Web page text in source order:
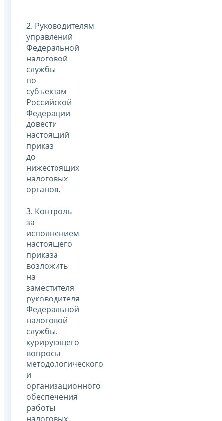
2. Руководителям
управлений
Федеральной
налоговой
службы
по
субъектам
Российской
Федерации
довести
настоящий
приказ
до
нижестоящих
налоговых
органов.
3. Контроль
за
исполнением
настоящего
приказа
возложить
на
заместителя
руководителя
Федеральной
налоговой
службы,
курирующего
вопросы
методологического
и
организационного
обеспечения
работы
налоговых